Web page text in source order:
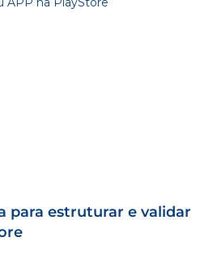
para estruturar e validar